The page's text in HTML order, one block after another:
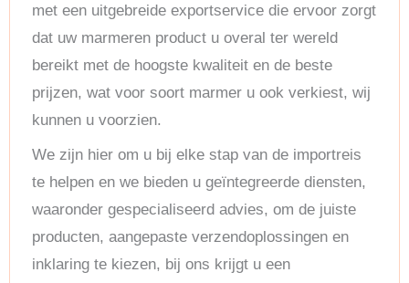
met een uitgebreide exportservice die ervoor zorgt
dat uw marmeren product u overal ter wereld
bereikt met de hoogste kwaliteit en de beste
prijzen, wat voor soort marmer u ook verkiest, wij
kunnen u voorzien.
We zijn hier om u bij elke stap van de importreis
te helpen en we bieden u geïntegreerde diensten,
waaronder gespecialiseerd advies, om de juiste
producten, aangepaste verzendoplossingen en
inklaring te kiezen, bij ons krijgt u een